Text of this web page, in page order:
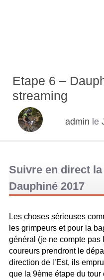
Etape 6 –
streaming
admin le
Suivre en direct
Dauphiné 2017
Les choses sérieuses
les grimpeurs et pour la
général (je ne compte pas
coureurs prendront le
direction de l’Est, ils
que la 9ème étape du